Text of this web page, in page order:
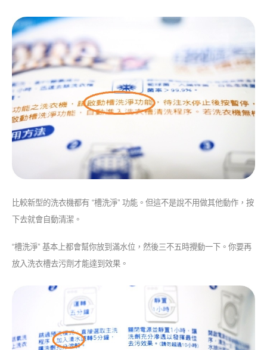
比較新型的洗衣機都有 “槽洗淨” 功能。但這不是說不用做其他動作，按
下去就會自動清潔。
“槽洗淨” 基本上都會幫你放到滿水位，然後三不五時攪動一下。你要再
放入洗衣槽去污劑才能達到效果。